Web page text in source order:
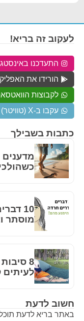
חשוב לדעת
באתר בריא לדעת
כתבות בשבילך
מדענים
10
מוסתר
8
לעיתים
לעקוב זה בריא!
התעדכנו
הורידו את
לקבוצות
עקבו ב-X (טוויטר)